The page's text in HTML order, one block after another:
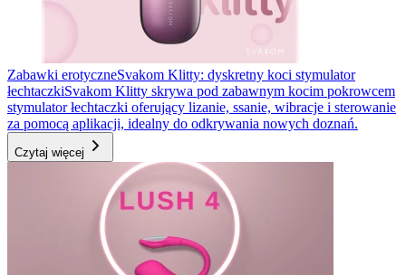
Zabawki erotyczneSvakom Klitty: dyskretny koci stymulator
łechtaczkiSvakom Klitty skrywa pod zabawnym kocim pokrowcem
stymulator łechtaczki oferujący lizanie, ssanie, wibracje i sterowanie
za pomocą aplikacji, idealny do odkrywania nowych doznań.
Czytaj więcej